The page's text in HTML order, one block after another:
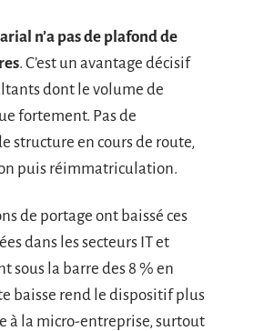
n’a pas de plafond de
. C’est un avantage décisif
dont le volume de
fortement. Pas de
structure en cours de route,
puis réimmatriculation.
de portage ont baissé ces
dans les secteurs IT et
sous la barre des 8 % en
baisse rend le dispositif plus
à la micro-entreprise, surtout